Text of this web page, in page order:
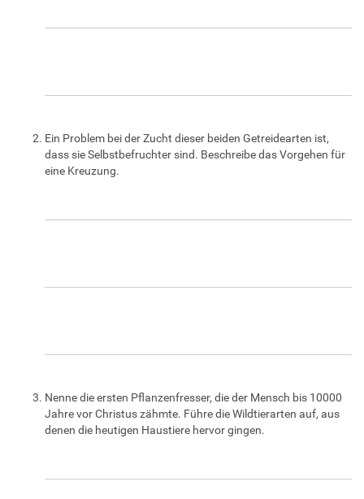
Ein Problem bei der Zucht dieser beiden Getreidearten ist,
dass sie Selbstbefruchter sind. Beschreibe das Vorgehen für
eine Kreuzung.
Nenne die ersten Pflanzenfresser, die der Mensch bis 10000
Jahre vor Christus zähmte. Führe die Wildtierarten auf, aus
denen die heutigen Haustiere hervor gingen.